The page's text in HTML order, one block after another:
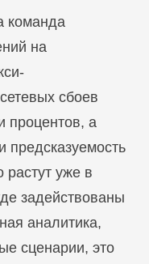
команда
на
сбоев
процентов, а
предсказуемость
уже в
задействованы
аналитика,
сценарии, это